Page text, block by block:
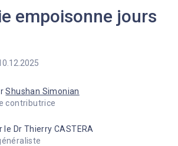
empoisonne jours
Shushan Simonian
contributrice
le Dr Thierry CASTERA